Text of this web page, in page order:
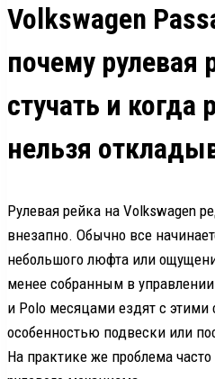
Volkswagen
почему рулевая
стучать и когда
нельзя
Рулевая рейка на Volkswagen
внезапно. Обычно все
небольшого люфта или
менее собранным в
и Polo месяцами ездят с этими
особенностью подвески или
На практике же проблема